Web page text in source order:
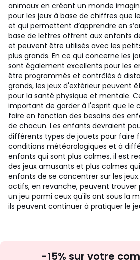
animaux en créant un monde
pour les jeux à base de chiffres que
et qui permettent d’apprendre en
base de lettres offrent aux enfants
et peuvent être utilisés avec les
plus grands. En ce qui concerne les
sont également excellents pour les
être programmés et contrôlés à
grands, les jeux d'extérieur peuvent
pour la santé physique et mentale.
important de garder à l'esprit que le
faire en fonction des besoins des
de chacun. Les enfants devraient
différents types de jouets pour faire
conditions météorologiques et à
enfants qui sont plus calmes, il est
des jeux amusants et plus calmes
enfants de se concentrer sur les
actifs, en revanche, peuvent trouver
un jeu parmi ceux qu'ils ont sous la
ils peuvent continuer à pratiquer le
-15% sur votre